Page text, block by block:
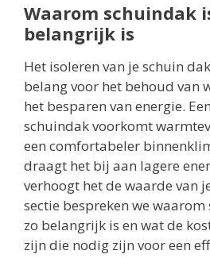
Waarom schuindak
belangrijk is
Het isoleren van je schuin
belang voor het behoud van
het besparen van energie.
schuindak voorkomt
een comfortabeler
draagt het bij aan lagere
verhoogt het de waarde van
sectie bespreken we
zo belangrijk is en wat de
zijn die nodig zijn voor een